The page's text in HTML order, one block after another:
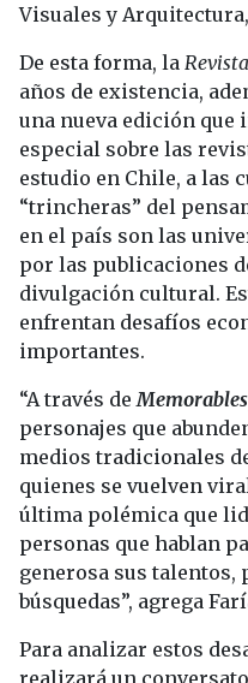
Visuales y
De esta forma, la
años de existencia,
una nueva edición que
especial sobre las
estudio en Chile, a las
“trincheras” del
en el país son las
por las publicaciones
divulgación cultural.
enfrentan desafíos
importantes.
“A través deMemorables
personajes que
medios tradicionales
quienes se vuelven
última polémica que
personas que hablan
generosa sus talentos,
búsquedas”, agrega
Para analizar estos